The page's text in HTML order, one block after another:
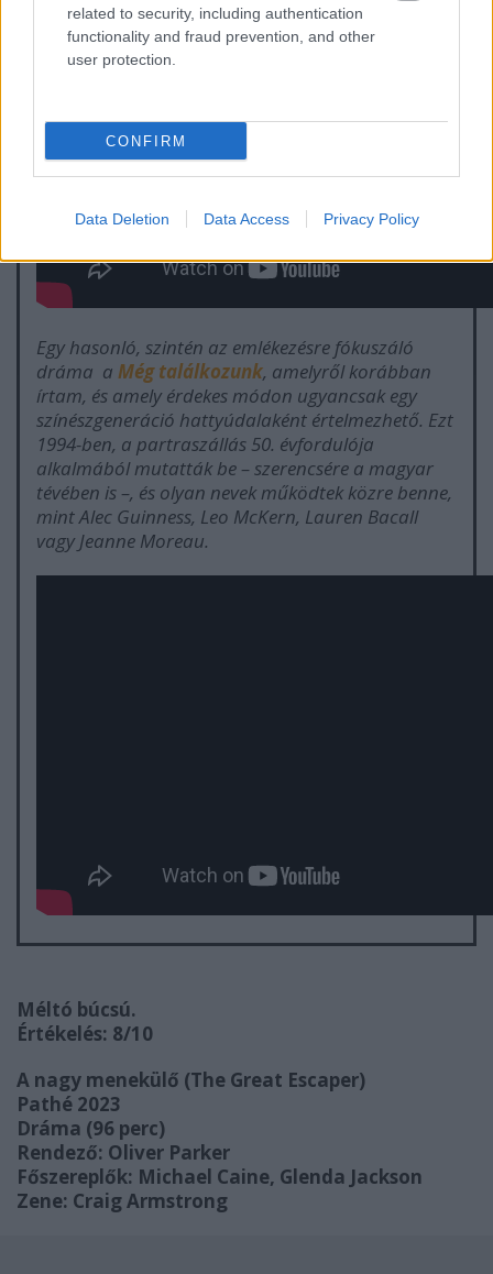
related to security, including authentication
functionality and fraud prevention, and other
user protection.
CONFIRM
Data Deletion Data Access Privacy Policy
Egy hasonló, szintén az emlékezésre fókuszáló
dráma a Még találkozunk, amelyről korábban
írtam, és amely érdekes módon ugyancsak egy
színészgeneráció hattyúdalaként értelmezhető. Ezt
1994-ben, a partraszállás 50. évfordulója
alkalmából mutatták be – szerencsére a magyar
tévében is –, és olyan nevek működtek közre benne,
mint Alec Guinness, Leo McKern, Lauren Bacall
vagy Jeanne Moreau.
Méltó búcsú.
Értékelés: 8/10
A nagy menekülő (The Great Escaper)
Pathé 2023
Dráma (96 perc)
Rendező: Oliver Parker
Főszereplők: Michael Caine, Glenda Jackson
Zene: Craig Armstrong